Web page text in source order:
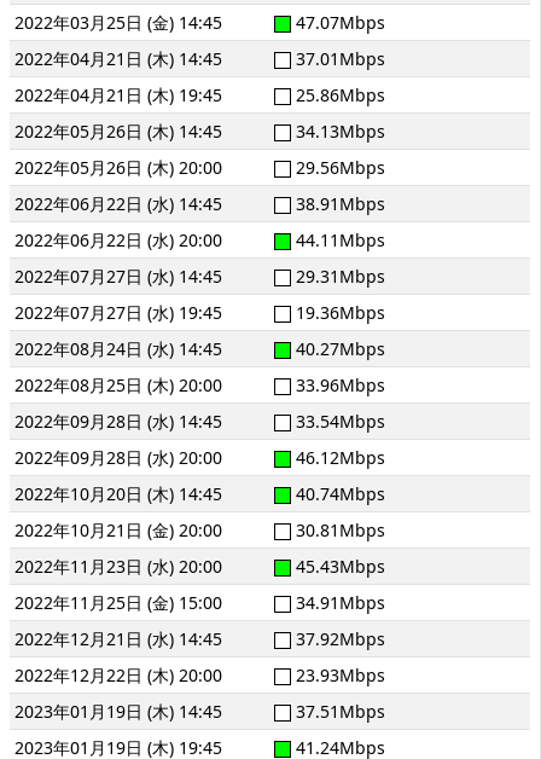
2022年03月25日 (金) 14:45
47.07Mbps
2022年04月21日 (木) 14:45
37.01Mbps
2022年04月21日 (木) 19:45
25.86Mbps
2022年05月26日 (木) 14:45
34.13Mbps
2022年05月26日 (木) 20:00
29.56Mbps
2022年06月22日 (水) 14:45
38.91Mbps
2022年06月22日 (水) 20:00
44.11Mbps
2022年07月27日 (水) 14:45
29.31Mbps
2022年07月27日 (水) 19:45
19.36Mbps
2022年08月24日 (水) 14:45
40.27Mbps
2022年08月25日 (木) 20:00
33.96Mbps
2022年09月28日 (水) 14:45
33.54Mbps
2022年09月28日 (水) 20:00
46.12Mbps
2022年10月20日 (木) 14:45
40.74Mbps
2022年10月21日 (金) 20:00
30.81Mbps
2022年11月23日 (水) 20:00
45.43Mbps
2022年11月25日 (金) 15:00
34.91Mbps
2022年12月21日 (水) 14:45
37.92Mbps
2022年12月22日 (木) 20:00
23.93Mbps
2023年01月19日 (木) 14:45
37.51Mbps
2023年01月19日 (木) 19:45
41.24Mbps